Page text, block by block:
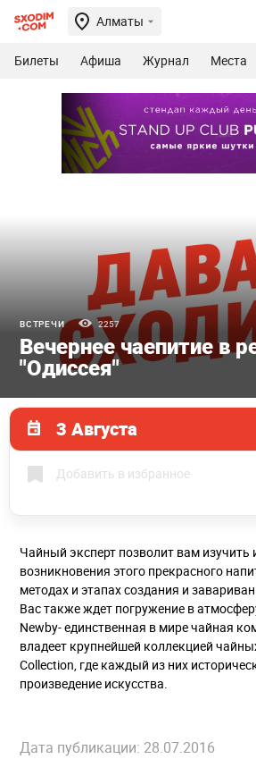
Алматы
Билеты Афиша Журнал Места
ВСТРЕЧИ 2257
Вечернее чаепитие в
"Одиссея"
3 Августа
Добавить в избранное
Чайный эксперт позволит вам изучить
возникновения этого прекрасного
методах и этапах создания и
Вас также ждет погружение в
Newby- единственная в мире чайная
владеет крупнейшей коллекцией
Collection, где каждый из них
произведение искусства.
Дата публикации: 28.07.2016